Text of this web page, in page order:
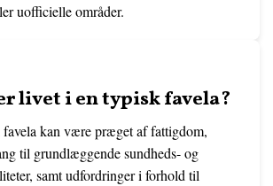
uofficielle områder.
livet i en typisk favela?
kan være præget af fattigdom,
til grundlæggende sundheds- og
samt udfordringer i forhold til